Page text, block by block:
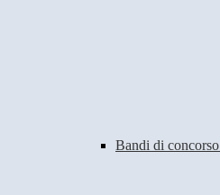
Bandi di concorso